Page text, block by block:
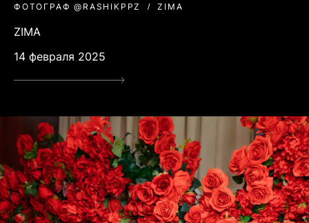
ФОТОГРАФ @RASHIKPPZ ZIMA
ZIMA
14 февраля 2025